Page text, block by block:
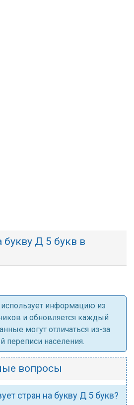
букву Д 5 букв в
использует информацию из
и обновляется каждый
могут отличаться из-за
переписи населения.
вопросы
стран на букву Д 5 букв?